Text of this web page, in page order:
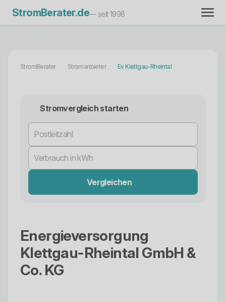
StromBerater.de— seit 1998
StromBerater Stromanbieter Ev Klettgau-Rheintal
Stromvergleich starten
Vergleichen
Energieversorgung
Klettgau-Rheintal GmbH &
Co. KG